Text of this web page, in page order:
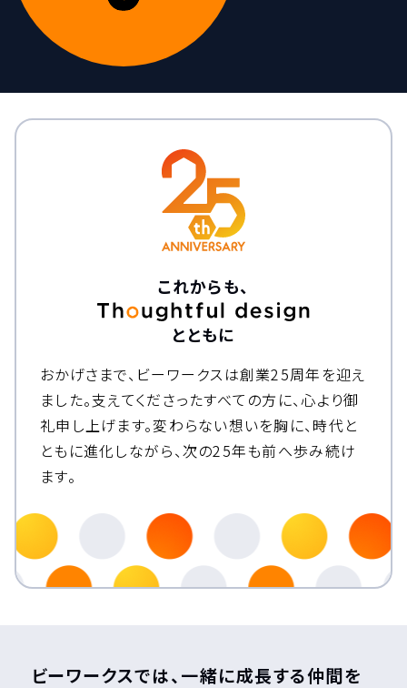
これからも、
とともに
おかげさまで、ビーワークスは創業25周年を迎え
ました。支えてくださったすべての方に、心より御
礼申し上げます。変わらない想いを胸に、時代と
ともに進化しながら、次の25年も前へ歩み続け
ます。
ビーワークスでは、一緒に成長する仲間を